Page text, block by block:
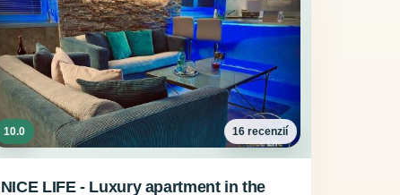
10.0 16 recenzií
NICE LIFE - Luxury apartment in the